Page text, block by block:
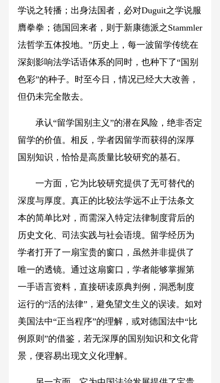
学说之转播；出身法国者，必对Duguit之学说服
膺拳拳；德国回来者，则于新康德派之Stammler
法哲学五体投地。”历史上，每一波留学传统在
深刻影响法学话语体系的同时，也种下了“国别
色彩”的种子。时至今日，情况已经大大改善，
但仍未完全散去。
承认“留学国别主义”的潜在风险，绝非否定
留学的价值。相反，学者因留学而获得的深厚
国别知识，恰恰是高质量比较研究的基石。
一方面，它为比较研究提供了无可替代的
深度与厚度。真正的比较法学远不止于法条文
本的简单比对，而需深入特定法律制度背后的
历史文化、司法实践与社会语境。留学经历为
学者打开了一扇宝贵的窗口，虽然并非提供了
唯一的透镜。通过这扇窗口，学者能够掌握第
一手语言资料，直接研读原典判例，洞悉制度
运行的“活的法律”，避免望文生义的误读。如对
美国法中“正当程序”的理解，或对德国法中“比
例原则”的借鉴，若无深厚的国别知识和文化背
景，便容易出现文义化理解。